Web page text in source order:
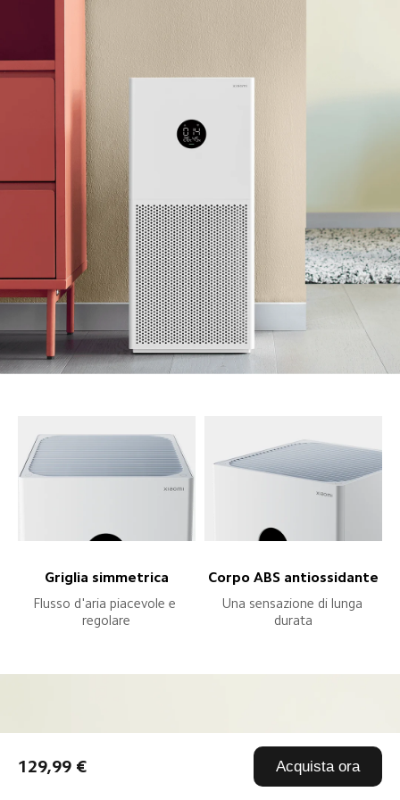
129,99 € Acquista ora
Griglia simmetrica
Flusso d'aria piacevole e
regolare
Corpo ABS antiossidante
Una sensazione di lunga
durata
Facile da prendere e riporre
Una protezione compatta per